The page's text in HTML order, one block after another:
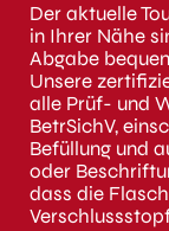
Der aktuelle
in Ihrer Nähe
Abgabe
Unsere
alle Prüf- und
BetrSichV,
Befüllung und
oder
dass die